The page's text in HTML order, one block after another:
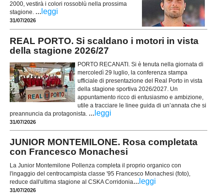
2000, vestirà i colori rossoblù nella prossima
stagione. ... leggi
31/07/2026
REAL PORTO. Si scaldano i motori in vista
della stagione 2026/27
PORTO RECANATI. Si è tenuta nella giornata di
mercoledì 29 luglio, la conferenza stampa
ufficiale di presentazione del Real Porto in vista
della stagione sportiva 2026/2027. Un
appuntamento ricco di entusiasmo e ambizione,
utile a tracciare le linee guida di un’annata che si
preannuncia da protagonista. ... leggi
31/07/2026
JUNIOR MONTEMILONE. Rosa completata
con Francesco Monachesi
La Junior Montemilone Pollenza completa il proprio organico con
l'ingaggio del centrocampista classe '95 Francesco Monachesi (foto),
reduce dall'ultima stagione al CSKA Corridonia... leggi
31/07/2026